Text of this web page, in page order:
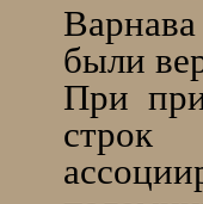
были
При
строк